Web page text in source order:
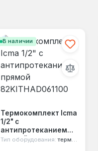
В наличии
Термокомплект Icma
1/2" с
антипротеканием
прямой
Тип оборудования: термостатический комплект